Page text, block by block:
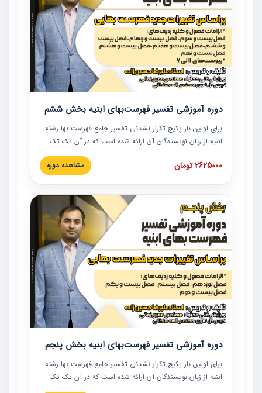
دوره آموزشی تفسیر فهرست‌بهای ابنیه بخش ششم
برای اولین بار پکیج تکرار نشدنی تفسیر جامع فهرست بها رشته
ابنیه از زبان نویسندگان آن ارائه شده است که در آن تک تک
ردیف ها و مطالب فهرست بها تفسیر و ارائه شده است. این
دوره به صورت کامل تصویری بوده و به همراه تصاویر عملیات
دوره با کلام مهندس علیرضاحسین‌زاده مدیر پروژه مهندسی
مشاور در امر بازنگری فهرست بها رشته ابنیه ارائه شده و به تمام
همکارانی که در حوزه صنعت ساخت در حال فعالیت هستند حتما
توصیه می کنیم از مطالب این دوره استفاده نمایند.
2625000 تومان مشاهده دوره
دوره آموزشی تفسیر فهرست‌بهای ابنیه بخش پنجم
برای اولین بار پکیج تکرار نشدنی تفسیر جامع فهرست بها رشته
ابنیه از زبان نویسندگان آن ارائه شده است که در آن تک تک
ردیف ها و مطالب فهرست بها تفسیر و ارائه شده است. این